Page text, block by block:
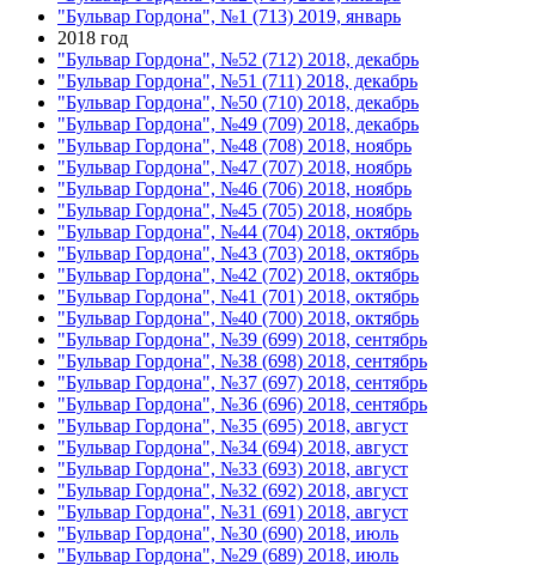
"Бульвар Гордона", №1 (713) 2019, январь
2018 год
"Бульвар Гордона", №52 (712) 2018, декабрь
"Бульвар Гордона", №51 (711) 2018, декабрь
"Бульвар Гордона", №50 (710) 2018, декабрь
"Бульвар Гордона", №49 (709) 2018, декабрь
"Бульвар Гордона", №48 (708) 2018, ноябрь
"Бульвар Гордона", №47 (707) 2018, ноябрь
"Бульвар Гордона", №46 (706) 2018, ноябрь
"Бульвар Гордона", №45 (705) 2018, ноябрь
"Бульвар Гордона", №44 (704) 2018, октябрь
"Бульвар Гордона", №43 (703) 2018, октябрь
"Бульвар Гордона", №42 (702) 2018, октябрь
"Бульвар Гордона", №41 (701) 2018, октябрь
"Бульвар Гордона", №40 (700) 2018, октябрь
"Бульвар Гордона", №39 (699) 2018, сентябрь
"Бульвар Гордона", №38 (698) 2018, сентябрь
"Бульвар Гордона", №37 (697) 2018, сентябрь
"Бульвар Гордона", №36 (696) 2018, сентябрь
"Бульвар Гордона", №35 (695) 2018, август
"Бульвар Гордона", №34 (694) 2018, август
"Бульвар Гордона", №33 (693) 2018, август
"Бульвар Гордона", №32 (692) 2018, август
"Бульвар Гордона", №31 (691) 2018, август
"Бульвар Гордона", №30 (690) 2018, июль
"Бульвар Гордона", №29 (689) 2018, июль